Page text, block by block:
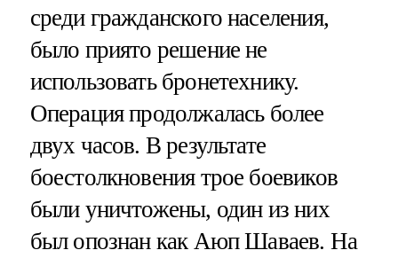
среди гражданского населения,
было приято решение не
использовать бронетехнику.
Операция продолжалась более
двух часов. В результате
боестолкновения трое боевиков
были уничтожены, один из них
был опознан как Аюп Шаваев. На